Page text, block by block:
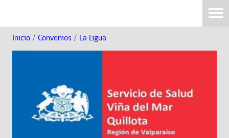
Inicio / Convenios / La Ligua